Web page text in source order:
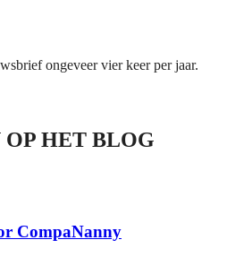
ongeveer vier keer per jaar.
HET BLOG
CompaNanny